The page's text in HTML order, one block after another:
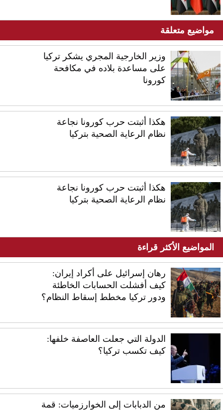
مواضيع متعلقة
وزير الخارجية المجري يشكر تركيا
على مساعدة بلاده في مكافحة
كورونا
هكذا أثبتت حرب كورونا نجاعة
نظام الرعاية الصحية بتركيا
هكذا أثبتت حرب كورونا نجاعة
نظام الرعاية الصحية بتركيا
المواضيع الأكثر قراءة
رهان إسرائيل على أكراد إيران:
كيف أفشلت الحسابات الخاطئة
ودور تركيا مخطط إسقاط النظام؟
الدولة التي جعلت العاصفة خلفها:
كيف تكسب تركيا؟
من الدبابات إلى الخوارزميات: قمة